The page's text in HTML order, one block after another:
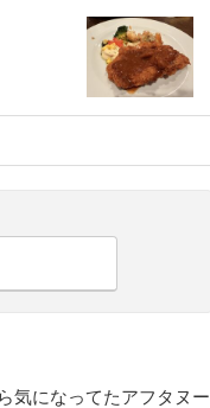
気になってたアフタヌー